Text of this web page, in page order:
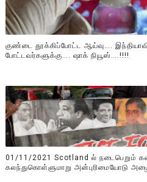
குண்டை தூக்கிப்போட்ட ஆய்வு….
போட்டவர்களுக்கு…. ஷாக் நியூஸ்….!!!!
01/11/2021 Scotland ல் நடைபெறும்
கலந்துகொள்ளுமாறு அன்புரிமையோடு